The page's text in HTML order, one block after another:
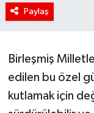
Paylaş
Birleşmiş
edilen bu özel
kutlamak için